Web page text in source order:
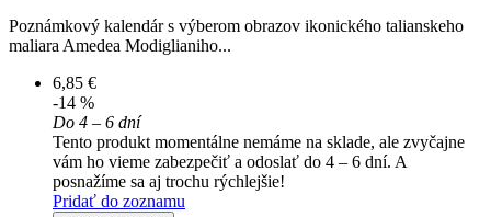
Poznámkový kalendár s výberom obrazov ikonického talianskeho
maliara Amedea Modiglianiho...
6,85 €
-14 %
Do 4 – 6 dní
Tento produkt momentálne nemáme na sklade, ale zvyčajne
vám ho vieme zabezpečiť a odoslať do 4 – 6 dní. A
posnažíme sa aj trochu rýchlejšie!
Pridať do zoznamu